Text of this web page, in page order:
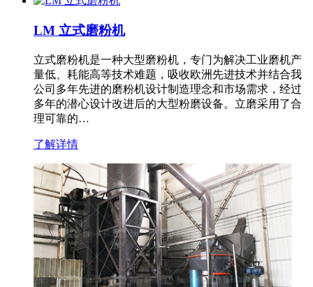
LM 立式磨粉机
立式磨粉机是一种大型磨粉机，专门为解决工业磨机产
量低、耗能高等技术难题，吸收欧洲先进技术并结合我
公司多年先进的磨粉机设计制造理念和市场需求，经过
多年的潜心设计改进后的大型粉磨设备。立磨采用了合
理可靠的…
了解详情